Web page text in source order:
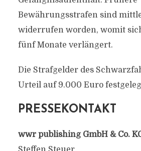
Bewährungsstrafen sind
widerrufen worden, womit
fünf Monate verlängert.
Die Strafgelder des
Urteil auf 9.000 Euro
PRESSEKONTAKT
wwr publishing GmbH & Co.